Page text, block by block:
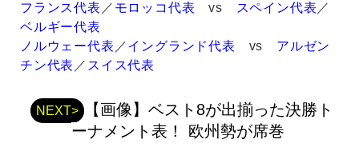
フランス代表 ／ モロッコ代表 vs スペイン代表 ／
ベルギー代表
ノルウェー代表 ／イングランド代表 vs アルゼン
チン代表 ／ スイス代表
NEXT> 【画像】ベスト8が出揃った決勝ト
ーナメント表！ 欧州勢が席巻